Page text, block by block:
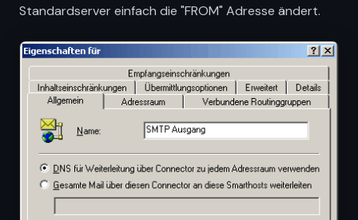
Standardserver einfach die "FROM" Adresse ändert.